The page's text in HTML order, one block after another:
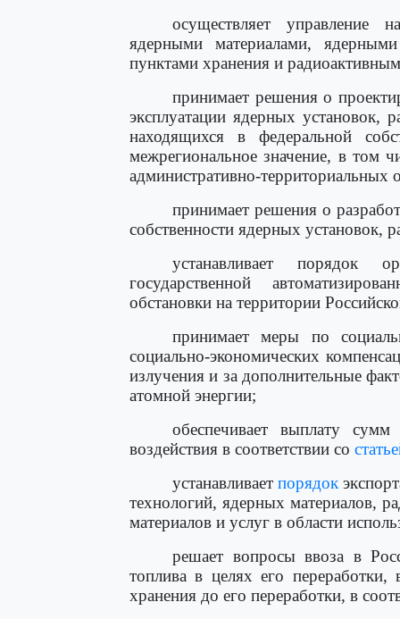
осуществляет управление
ядерными материалами,
пунктами хранения и
принимает решения о
эксплуатации ядерных установок,
находящихся в федеральной
межрегиональное значение, в том
административно-территориальных
принимает решения о
собственности ядерных установок,
устанавливает порядок
государственной
обстановки на территории
принимает меры по
социально-экономических
излучения и за дополнительные
атомной энергии;
обеспечивает выплату
воздействия в соответствии со
устанавливает порядок
технологий, ядерных материалов,
материалов и услуг в области
решает вопросы ввоза в
топлива в целях его переработки,
хранения до его переработки, в